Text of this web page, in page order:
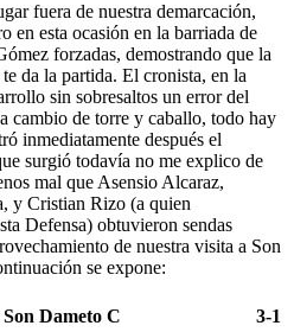
fuera de nuestra demarcación,
en esta ocasión en la barriada de
forzadas, demostrando que la
da la partida. El cronista, en la
sin sobresaltos un error del
cambio de torre y caballo, todo hay
inmediatamente después el
surgió todaví­a no me explico de
mal que Asensio Alcaraz,
y Cristian Rizo (a quien
Defensa) obtuvieron sendas
de nuestra visita a Son
se expone:
Son Dameto C 3-1